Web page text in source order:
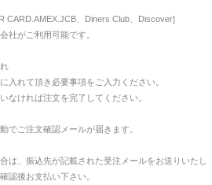
CARD.AMEX.JCB、Diners Club、Discover]
社がご利用可能です。
入れて頂き必要事項をご入力ください。
なければ注文を完了してください。
でご注文確認メールが届きます。
合は、振込先が記載された受注メールをお送りいたし
認後お支払い下さい。